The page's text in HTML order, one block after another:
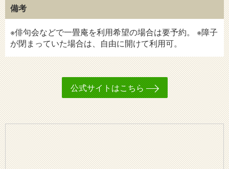
備考
※俳句会などで一畳庵を利用希望の場合は要予約。 ※障子
が閉まっていた場合は、自由に開けて利用可。
公式サイトはこちら